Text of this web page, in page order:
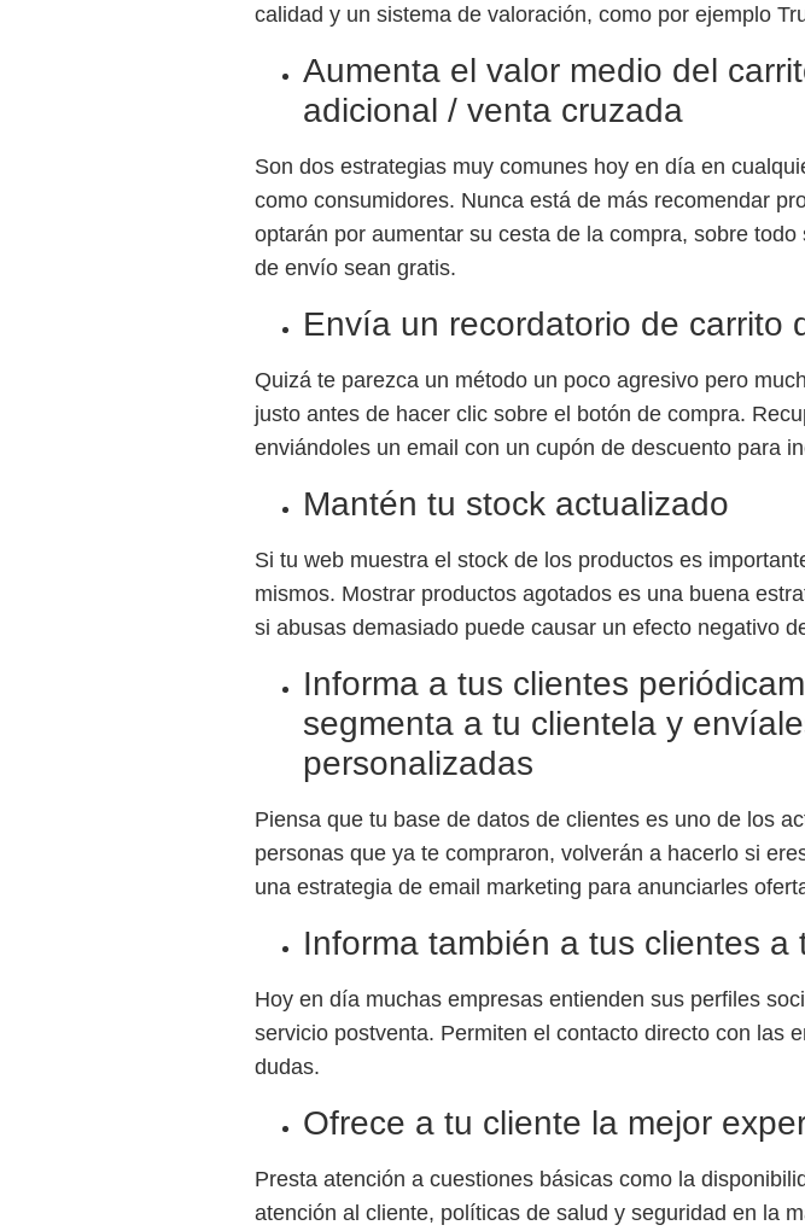
calidad y un sistema de valoración, como por ejemplo
Aumenta el valor medio del
adicional / venta cruzada
Son dos estrategias muy comunes hoy en día en
como consumidores. Nunca está de más recomendar
optarán por aumentar su cesta de la compra, sobre
de envío sean gratis.
Envía un recordatorio de carrito
Quizá te parezca un método un poco agresivo pero
justo antes de hacer clic sobre el botón de compra.
enviándoles un email con un cupón de descuento para
Mantén tu stock actualizado
Si tu web muestra el stock de los productos es
mismos. Mostrar productos agotados es una buena
si abusas demasiado puede causar un efecto negativo
Informa a tus clientes
segmenta a tu clientela y
personalizadas
Piensa que tu base de datos de clientes es uno de los
personas que ya te compraron, volverán a hacerlo si
una estrategia de email marketing para anunciarles
Informa también a tus clientes
Hoy en día muchas empresas entienden sus perfiles
servicio postventa. Permiten el contacto directo con las
dudas.
Ofrece a tu cliente la mejor
Presta atención a cuestiones básicas como la
atención al cliente, políticas de salud y seguridad en la